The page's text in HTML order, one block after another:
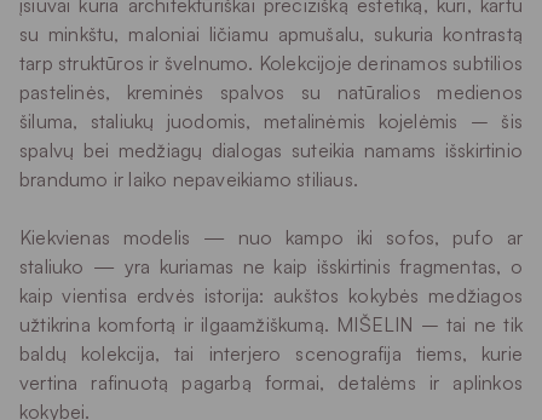
su minkštu, maloniai ličiamu apmušalu, sukuria kontrastą
tarp struktūros ir švelnumo. Kolekcijoje derinamos subtilios
pastelinės, kreminės spalvos su natūralios medienos
šiluma, staliukų juodomis, metalinėmis kojelėmis – šis
spalvų bei medžiagų dialogas suteikia namams išskirtinio
brandumo ir laiko nepaveikiamo stiliaus.
Kiekvienas modelis — nuo kampo iki sofos, pufo ar
staliuko — yra kuriamas ne kaip išskirtinis fragmentas, o
kaip vientisa erdvės istorija: aukštos kokybės medžiagos
užtikrina komfortą ir ilgaamžiškumą. MIŠELIN – tai ne tik
baldų kolekcija, tai interjero scenografija tiems, kurie
vertina rafinuotą pagarbą formai, detalėms ir aplinkos
kokybei.